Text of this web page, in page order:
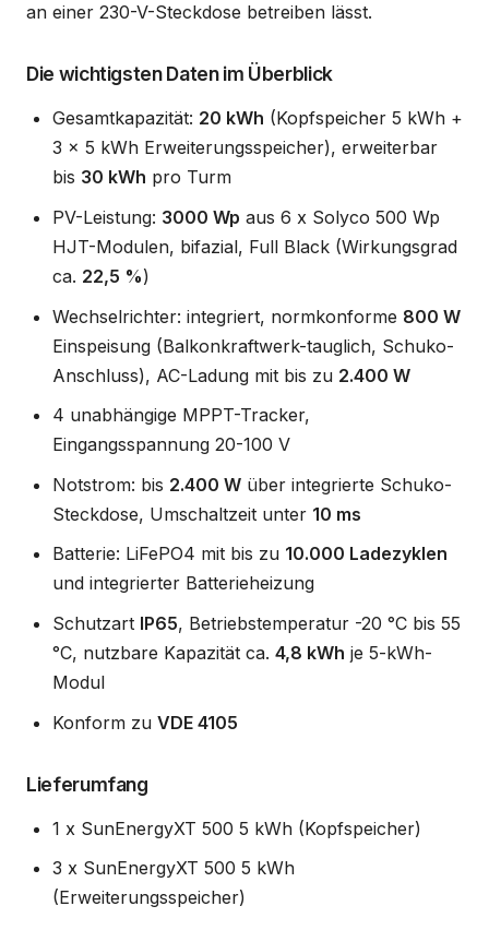
an einer 230-V-Steckdose betreiben lässt.
Die wichtigsten Daten im Überblick
Gesamtkapazität: 20 kWh (Kopfspeicher 5 kWh +
3 x 5 kWh Erweiterungsspeicher), erweiterbar
bis 30 kWh pro Turm
PV-Leistung: 3000 Wp aus 6 x Solyco 500 Wp
HJT-Modulen, bifazial, Full Black (Wirkungsgrad
ca. 22,5 %)
Wechselrichter: integriert, normkonforme 800 W
Einspeisung (Balkonkraftwerk-tauglich, Schuko-
Anschluss), AC-Ladung mit bis zu 2.400 W
4 unabhängige MPPT-Tracker,
Eingangsspannung 20-100 V
Notstrom: bis 2.400 W über integrierte Schuko-
Steckdose, Umschaltzeit unter 10 ms
Batterie: LiFePO4 mit bis zu 10.000 Ladezyklen
und integrierter Batterieheizung
Schutzart IP65, Betriebstemperatur -20 °C bis 55
°C, nutzbare Kapazität ca. 4,8 kWh je 5-kWh-
Modul
Konform zu VDE 4105
Lieferumfang
1 x SunEnergyXT 500 5 kWh (Kopfspeicher)
3 x SunEnergyXT 500 5 kWh
(Erweiterungsspeicher)